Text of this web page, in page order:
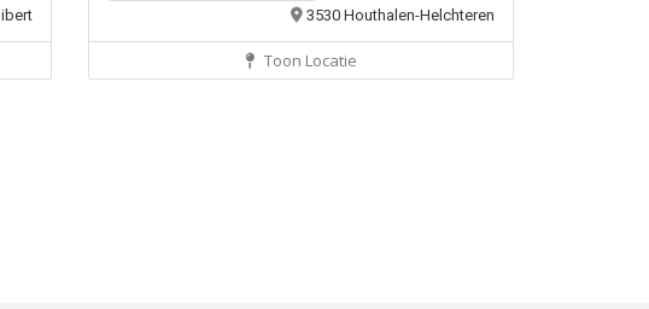
3530 Houthalen-Helchteren
Toon Locatie